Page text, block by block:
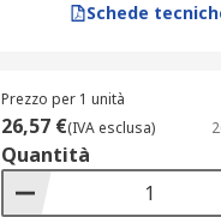
Schede
Prezzo per 1 unità
26,57 €(IVA esclusa)
Quantità